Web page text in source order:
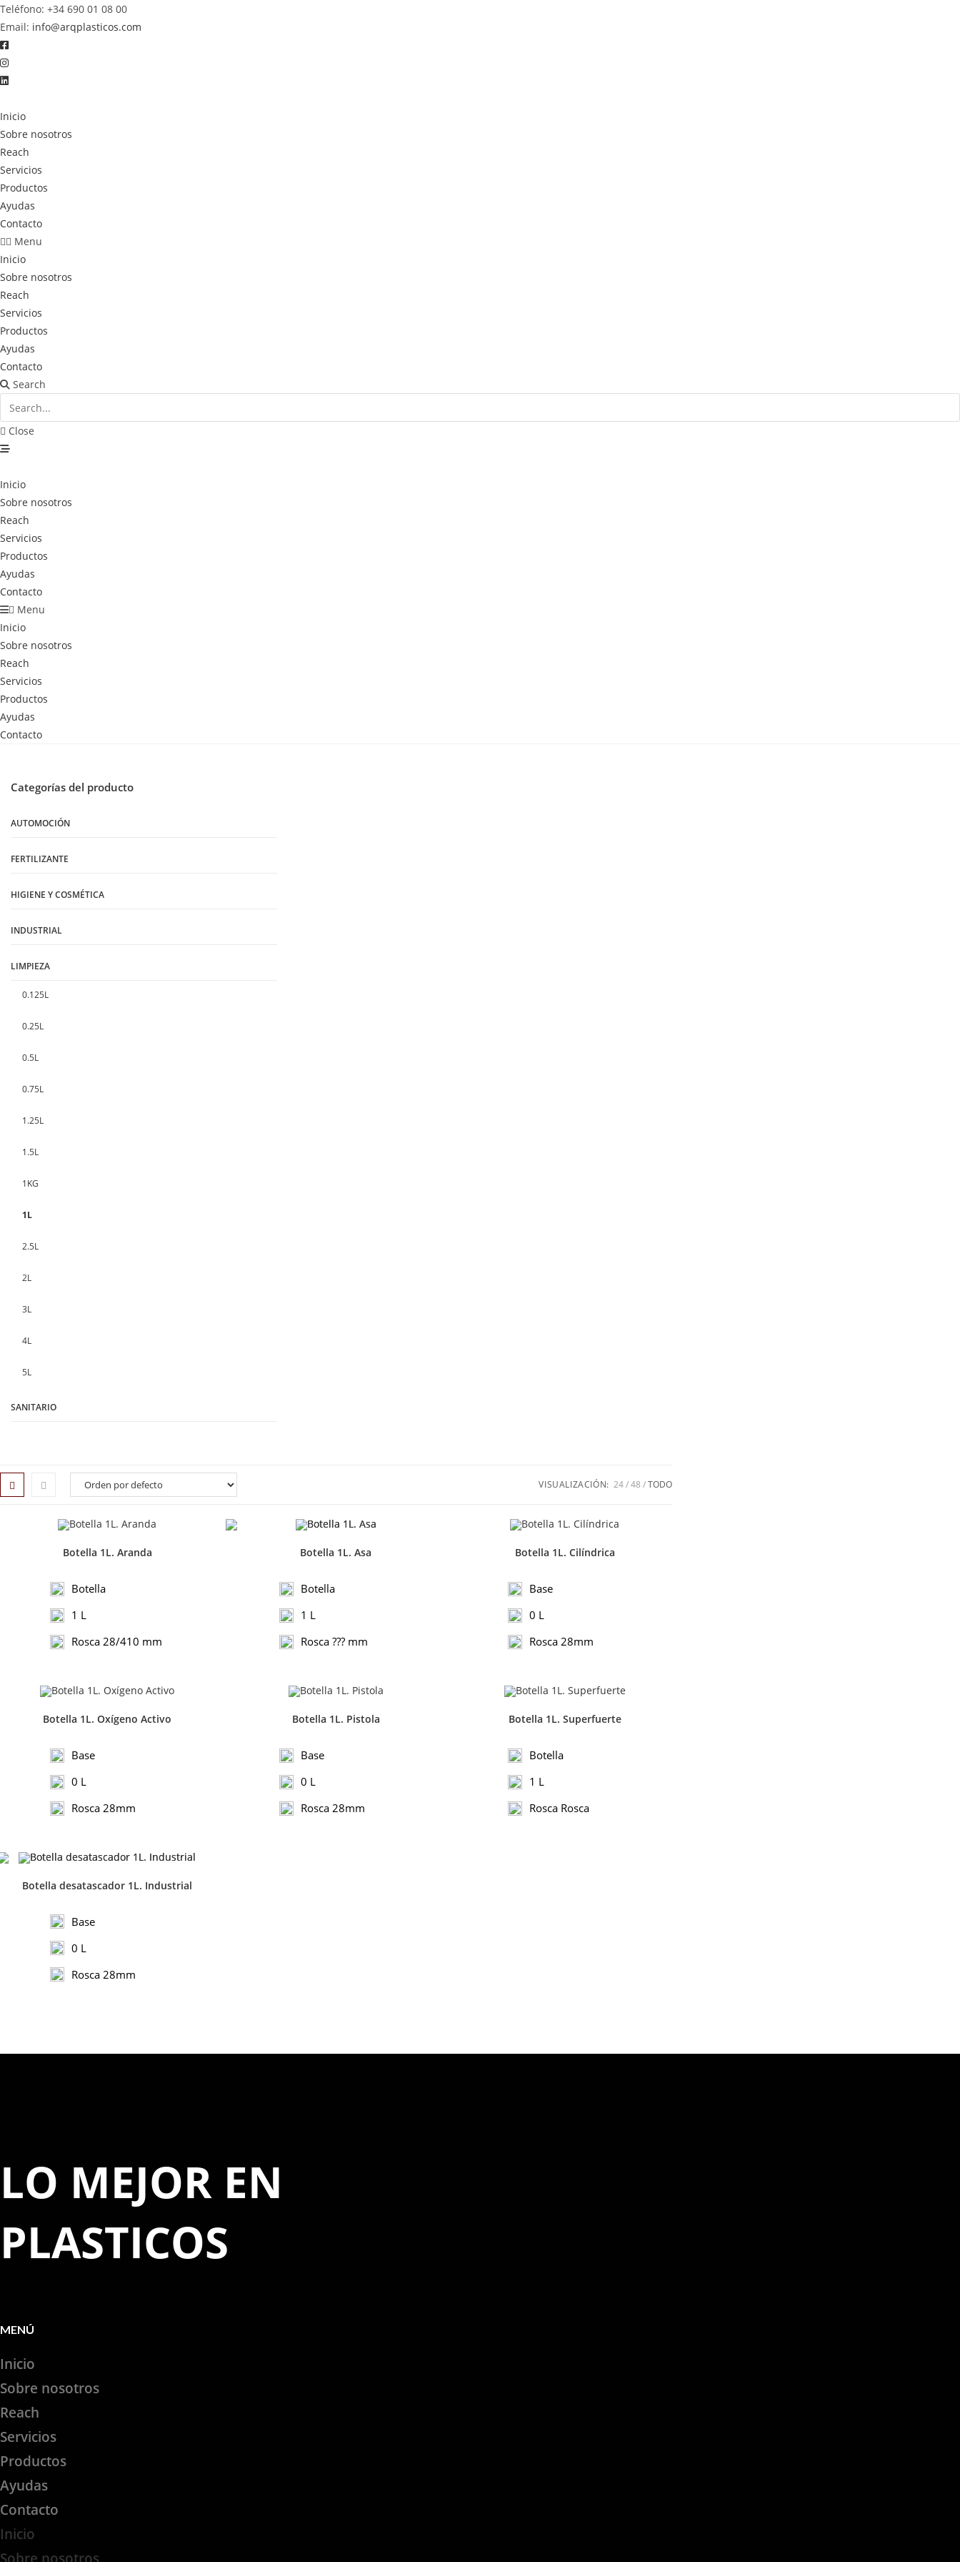
Saltar
al
contenido
Teléfono: +34 690 01 08 00
Email: info@arqplasticos.com
Inicio
Sobre nosotros
Reach
Servicios
Productos
Ayudas
Contacto
Menu
Inicio
Sobre nosotros
Reach
Servicios
Productos
Ayudas
Contacto
Search
Close
Inicio
Sobre nosotros
Reach
Servicios
Productos
Ayudas
Contacto
Menu
Inicio
Sobre nosotros
Reach
Servicios
Productos
Ayudas
Contacto
Categorías del producto
AUTOMOCIÓN
FERTILIZANTE
HIGIENE Y COSMÉTICA
INDUSTRIAL
LIMPIEZA
0.125L
0.25L
0.5L
0.75L
1.25L
1.5L
1KG
1L
2.5L
2L
3L
4L
5L
SANITARIO
VISUALIZACIÓN: 24 48 TODO
Botella 1L. Aranda
Botella
1 L
Rosca 28/410 mm
Botella 1L. Asa
Botella
1 L
Rosca ??? mm
Botella 1L. Cilíndrica
Base
0 L
Rosca 28mm
Botella 1L. Oxígeno Activo
Base
0 L
Rosca 28mm
Botella 1L. Pistola
Base
0 L
Rosca 28mm
Botella 1L. Superfuerte
Botella
1 L
Rosca Rosca
Botella desatascador 1L. Industrial
Base
0 L
Rosca 28mm
LO MEJOR EN
PLASTICOS
MENÚ
Inicio
Sobre nosotros
Reach
Servicios
Productos
Ayudas
Contacto
Inicio